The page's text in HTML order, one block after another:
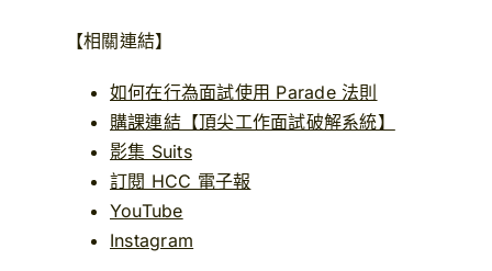
【相關連結】
如何在行為面試使用 Parade 法則
購課連結【頂尖工作面試破解系統】
影集 Suits
訂閱 HCC 電子報
YouTube
Instagram